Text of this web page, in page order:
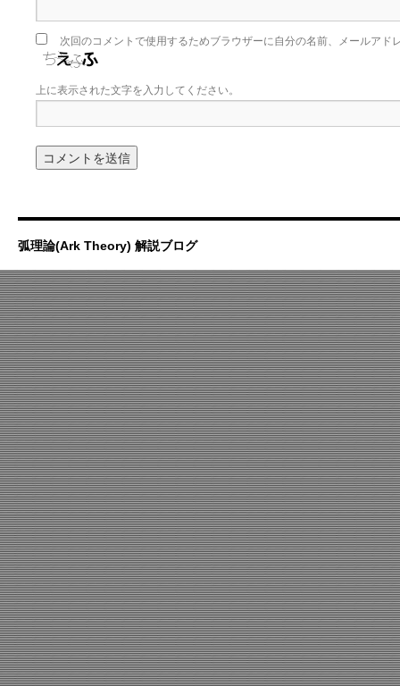
次回のコメントで使用するためブラウザーに自分の名前、メールアド
上に表示された文字を入力してください。
弧理論(Ark Theory) 解説ブログ